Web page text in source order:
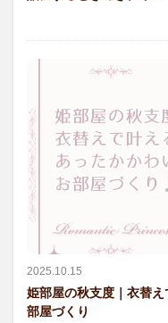
2025.10.15
姫部屋の秋支度｜衣替
部屋づくり